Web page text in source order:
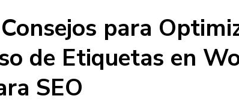
para
de Etiquetas en
SEO